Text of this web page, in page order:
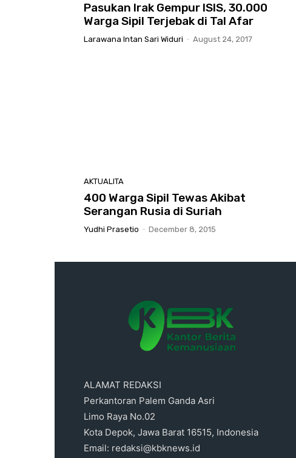
Pasukan Irak Gempur ISIS, 30.000
Warga Sipil Terjebak di Tal Afar
Larawana Intan Sari Widuri - August 24, 2017
AKTUALITA
400 Warga Sipil Tewas Akibat
Serangan Rusia di Suriah
Yudhi Prasetio - December 8, 2015
ALAMAT REDAKSI
Perkantoran Palem Ganda Asri
Limo Raya No.02
Kota Depok, Jawa Barat 16515, Indonesia
Email: redaksi@kbknews.id